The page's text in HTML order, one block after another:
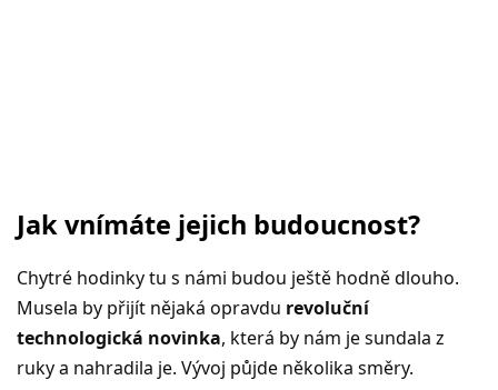
Jak vnímáte jejich budoucnost?
Chytré hodinky tu s námi budou ještě hodně dlouho.
Musela by přijít nějaká opravdu revoluční
technologická novinka, která by nám je sundala z
ruky a nahradila je. Vývoj půjde několika směry.